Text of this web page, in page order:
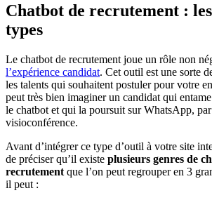
Chatbot de recrutement :
types
Le chatbot de recrutement joue un rôle non
l’expérience candidat. Cet outil est une sorte
les talents qui souhaitent postuler pour votre
peut très bien imaginer un candidat qui
le chatbot et qui la poursuit sur WhatsApp,
visioconférence.
Avant d’intégrer ce type d’outil à votre site
de préciser qu’il existe plusieurs genres de
recrutement que l’on peut regrouper en 3
il peut :